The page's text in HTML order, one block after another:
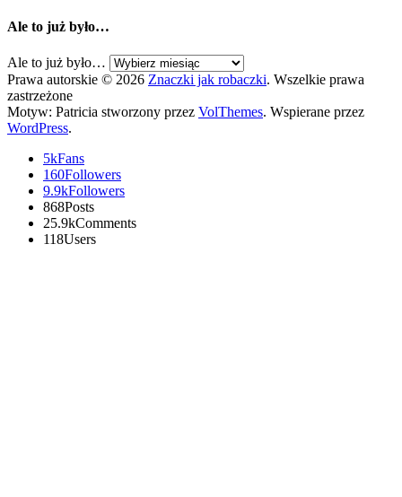
Ale to już było…
Ale to już było…
Prawa autorskie © 2026 Znaczki jak robaczki. Wszelkie prawa
zastrzeżone
Motyw: Patricia stworzony przez VolThemes. Wspierane przez
WordPress.
5kFans
160Followers
9.9kFollowers
868Posts
25.9kComments
118Users